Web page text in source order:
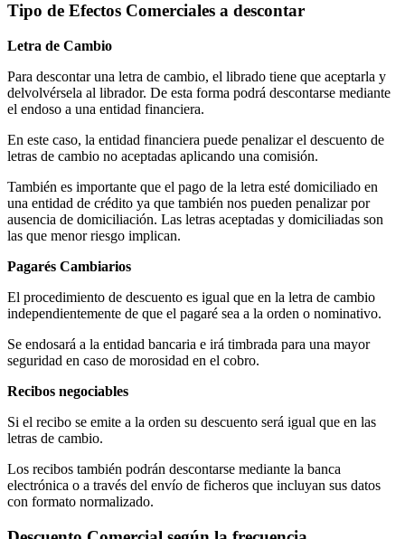
Tipo de Efectos Comerciales a descontar
Letra de Cambio
Para descontar una letra de cambio, el librado tiene que aceptarla y
delvolvérsela al librador. De esta forma podrá descontarse mediante
el endoso a una entidad financiera.
En este caso, la entidad financiera puede penalizar el descuento de
letras de cambio no aceptadas aplicando una comisión.
También es importante que el pago de la letra esté domiciliado en
una entidad de crédito ya que también nos pueden penalizar por
ausencia de domiciliación. Las letras aceptadas y domiciliadas son
las que menor riesgo implican.
Pagarés Cambiarios
El procedimiento de descuento es igual que en la letra de cambio
independientemente de que el pagaré sea a la orden o nominativo.
Se endosará a la entidad bancaria e irá timbrada para una mayor
seguridad en caso de morosidad en el cobro.
Recibos negociables
Si el recibo se emite a la orden su descuento será igual que en las
letras de cambio.
Los recibos también podrán descontarse mediante la banca
electrónica o a través del envío de ficheros que incluyan sus datos
con formato normalizado.